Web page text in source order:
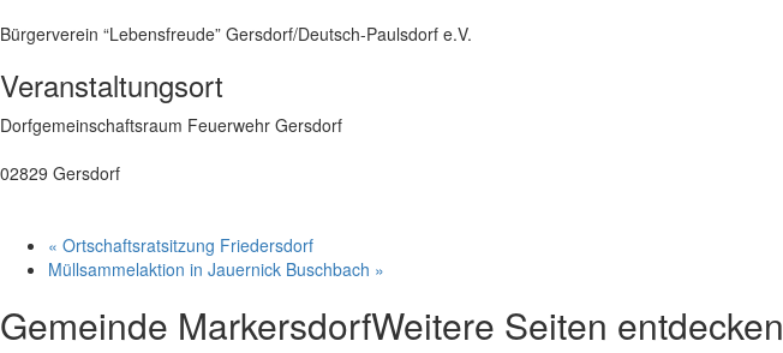
Bürgerverein “Lebensfreude” Gersdorf/Deutsch-Paulsdorf e.V.
Veranstaltungsort
Dorfgemeinschaftsraum Feuerwehr Gersdorf
02829 Gersdorf
« Ortschaftsratsitzung Friedersdorf
Müllsammelaktion in Jauernick Buschbach »
Gemeinde MarkersdorfWeitere Seiten entdecken